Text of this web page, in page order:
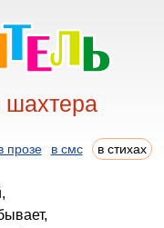
шахтера
прозе в смс в стихах